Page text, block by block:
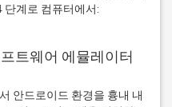
단계로 컴퓨터에서:
트웨어 에뮬레이터
안드로이드 환경을 흉내 내